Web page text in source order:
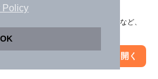
Policy
OK
、サクサクお部屋探し
える。マップ検索やお気に入り保存など、
アプリを開く
絞り込み条件を変更